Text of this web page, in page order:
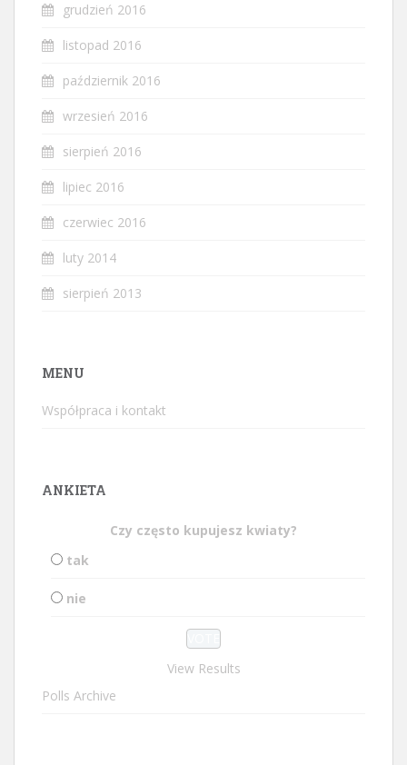
grudzień 2016
listopad 2016
październik 2016
wrzesień 2016
sierpień 2016
lipiec 2016
czerwiec 2016
luty 2014
sierpień 2013
MENU
Współpraca i kontakt
ANKIETA
Czy często kupujesz kwiaty?
tak
nie
View Results
Polls Archive